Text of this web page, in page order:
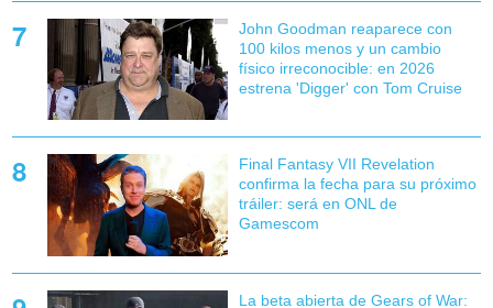
John Goodman reaparece con
100 kilos menos y un cambio
físico irreconocible: en 2026
estrena 'Digger' con Tom Cruise
Final Fantasy VII Revelation
confirma la fecha para su próximo
tráiler: será en ONL de
Gamescom
La beta abierta de Gears of War: